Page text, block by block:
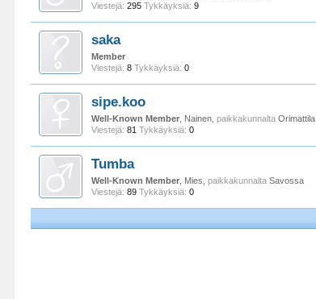
Viestejä: 295 Tykkäyksiä: 9
saka
Member
Viestejä: 8 Tykkäyksiä: 0
sipe.koo
Well-Known Member , Nainen,paikkakunnalta Orimattila
Viestejä: 81 Tykkäyksiä: 0
Tumba
Well-Known Member , Mies,paikkakunnalta Savossa
Viestejä: 89 Tykkäyksiä: 0